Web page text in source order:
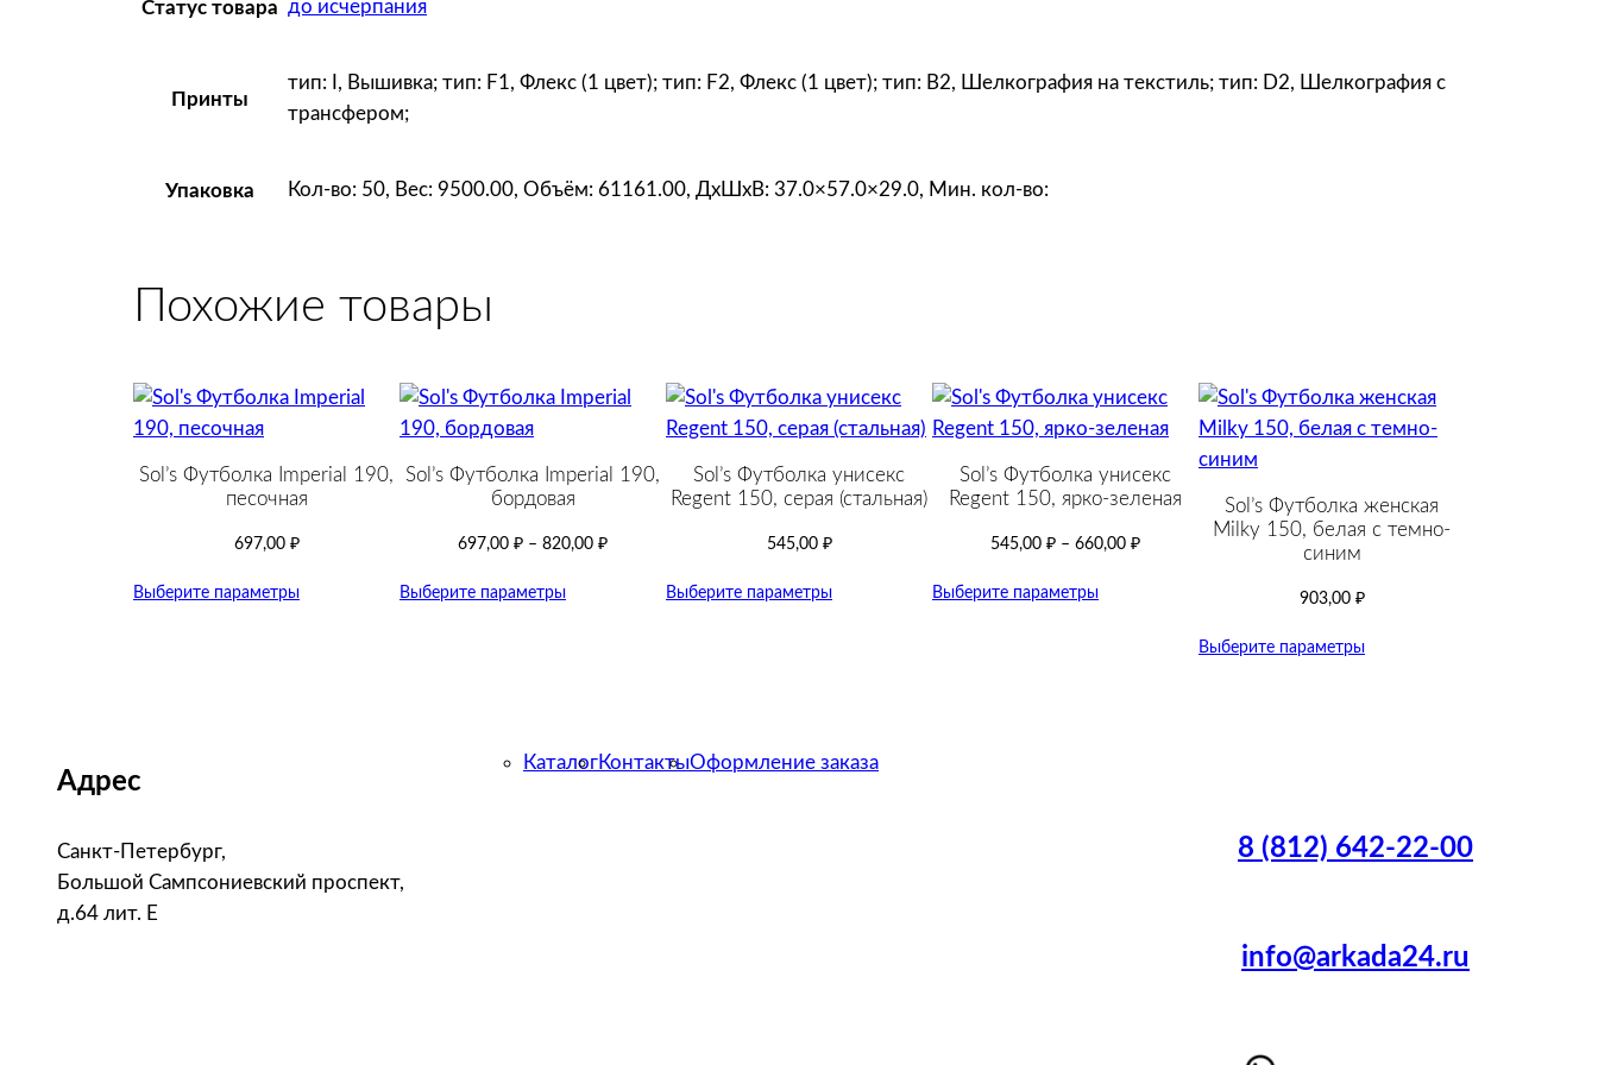
-
Статус товара до исчерпания
Принты
тип: I, Вышивка; тип: F1, Флекс (1 цвет); тип: F2, Флекс (1 цвет); тип: B2, Шелкография на текстиль; тип: D2, Шелкография с
трансфером;
Упаковка Кол-во: 50, Вес: 9500.00, Объём: 61161.00, ДxШxВ: 37.0×57.0×29.0, Мин. кол-во:
Похожие товары
Sol’s Футболка Imperial 190,
песочная
697,00 ₽
Выберите параметры
Sol’s Футболка Imperial 190,
бордовая
697,00 ₽ – 820,00 ₽
Выберите параметры
Sol’s Футболка унисекс
Regent 150, серая (стальная)
545,00 ₽
Выберите параметры
Sol’s Футболка унисекс
Regent 150, ярко-зеленая
545,00 ₽ – 660,00 ₽
Выберите параметры
Sol’s Футболка женская
Milky 150, белая с темно-
cиним
903,00 ₽
Выберите параметры
Адрес
Санкт-Петербург,
Большой Сампсониевский проспект,
д.64 лит. Е
КаталогКонтактыОформление заказа
8 (812) 642-22-00
info@arkada24.ru